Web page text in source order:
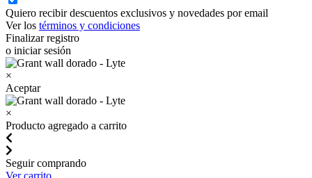
Quiero recibir descuentos exclusivos y novedades por email
Ver los términos y condiciones
Finalizar registro
o iniciar sesión
×
Aceptar
×
Producto agregado a carrito
Seguir comprando
Ver carrito